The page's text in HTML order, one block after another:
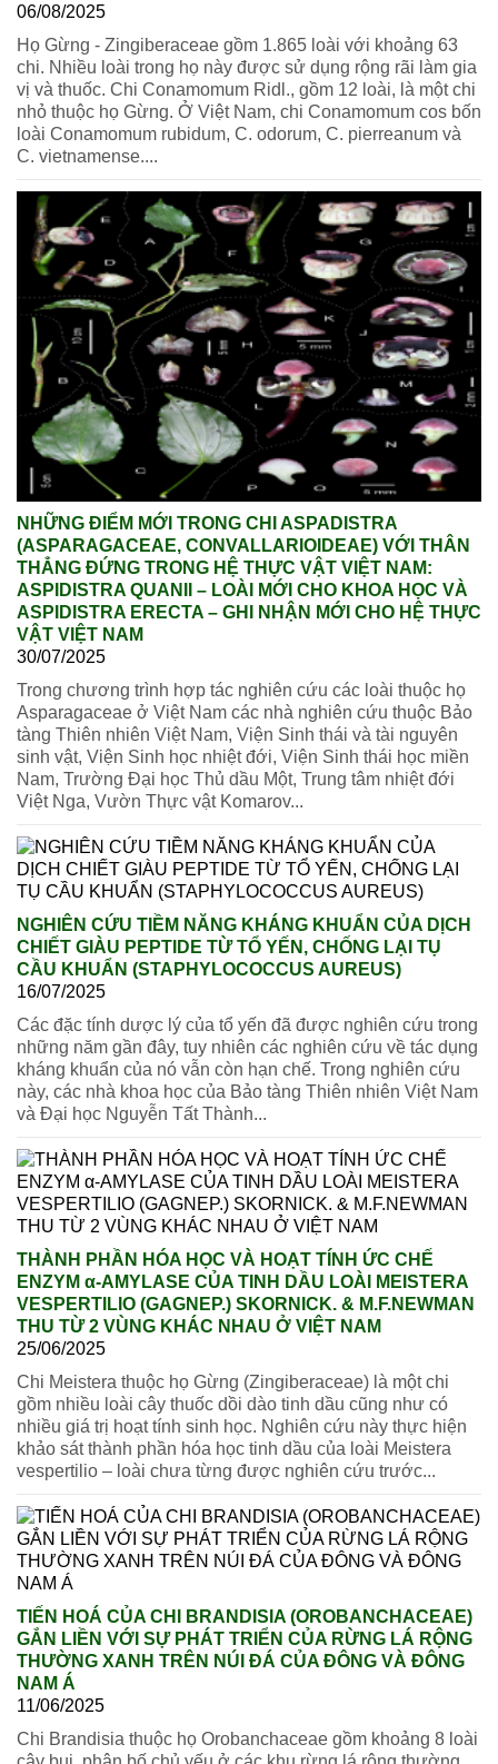
06/08/2025
Họ Gừng - Zingiberaceae gồm 1.865 loài với khoảng 63
chi. Nhiều loài trong họ này được sử dụng rộng rãi làm gia
vị và thuốc. Chi Conamomum Ridl., gồm 12 loài, là một chi
nhỏ thuộc họ Gừng. Ở Việt Nam, chi Conamomum cos bốn
loài Conamomum rubidum, C. odorum, C. pierreanum và
C. vietnamense....
NHỮNG ĐIỂM MỚI TRONG CHI ASPADISTRA
(ASPARAGACEAE, CONVALLARIOIDEAE) VỚI THÂN
THẲNG ĐỨNG TRONG HỆ THỰC VẬT VIỆT NAM:
ASPIDISTRA QUANII – LOÀI MỚI CHO KHOA HỌC VÀ
ASPIDISTRA ERECTA – GHI NHẬN MỚI CHO HỆ THỰC
VẬT VIỆT NAM
30/07/2025
Trong chương trình hợp tác nghiên cứu các loài thuộc họ
Asparagaceae ở Việt Nam các nhà nghiên cứu thuộc Bảo
tàng Thiên nhiên Việt Nam, Viện Sinh thái và tài nguyên
sinh vật, Viện Sinh học nhiệt đới, Viện Sinh thái học miền
Nam, Trường Đại học Thủ dầu Một, Trung tâm nhiệt đới
Việt Nga, Vườn Thực vật Komarov...
NGHIÊN CỨU TIỀM NĂNG KHÁNG KHUẨN CỦA DỊCH
CHIẾT GIÀU PEPTIDE TỪ TỔ YẾN, CHỐNG LẠI TỤ
CẦU KHUẨN (STAPHYLOCOCCUS AUREUS)
16/07/2025
Các đặc tính dược lý của tổ yến đã được nghiên cứu trong
những năm gần đây, tuy nhiên các nghiên cứu về tác dụng
kháng khuẩn của nó vẫn còn hạn chế. Trong nghiên cứu
này, các nhà khoa học của Bảo tàng Thiên nhiên Việt Nam
và Đại học Nguyễn Tất Thành...
THÀNH PHẦN HÓA HỌC VÀ HOẠT TÍNH ỨC CHẾ
ENZYM α-AMYLASE CỦA TINH DẦU LOÀI MEISTERA
VESPERTILIO (GAGNEP.) SKORNICK. & M.F.NEWMAN
THU TỪ 2 VÙNG KHÁC NHAU Ở VIỆT NAM
25/06/2025
Chi Meistera thuộc họ Gừng (Zingiberaceae) là một chi
gồm nhiều loài cây thuốc dồi dào tinh dầu cũng như có
nhiều giá trị hoạt tính sinh học. Nghiên cứu này thực hiện
khảo sát thành phần hóa học tinh dầu của loài Meistera
vespertilio – loài chưa từng được nghiên cứu trước...
TIẾN HOÁ CỦA CHI BRANDISIA (OROBANCHACEAE)
GẮN LIỀN VỚI SỰ PHÁT TRIỂN CỦA RỪNG LÁ RỘNG
THƯỜNG XANH TRÊN NÚI ĐÁ CỦA ĐÔNG VÀ ĐÔNG
NAM Á
11/06/2025
Chi Brandisia thuộc họ Orobanchaceae gồm khoảng 8 loài